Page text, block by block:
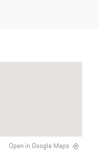
Open in Google Maps